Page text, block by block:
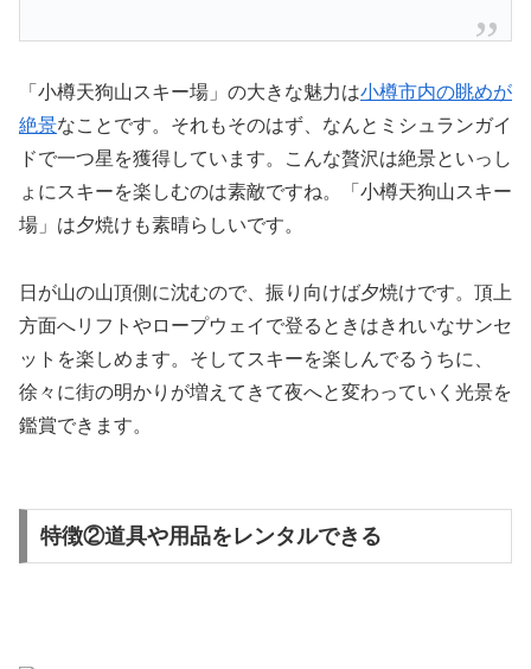
「小樽天狗山スキー場」の大きな魅力は小樽市内の眺めが
絶景なことです。それもそのはず、なんとミシュランガイ
ドで一つ星を獲得しています。こんな贅沢は絶景といっし
ょにスキーを楽しむのは素敵ですね。「小樽天狗山スキー
場」は夕焼けも素晴らしいです。
日が山の山頂側に沈むので、振り向けば夕焼けです。頂上
方面へリフトやロープウェイで登るときはきれいなサンセ
ットを楽しめます。そしてスキーを楽しんでるうちに、
徐々に街の明かりが増えてきて夜へと変わっていく光景を
鑑賞できます。
特徴②道具や用品をレンタルできる